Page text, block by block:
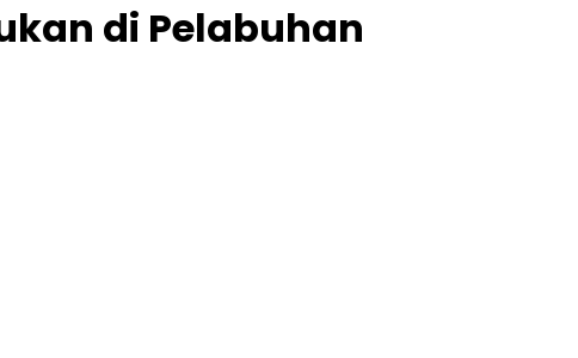
di Pelabuhan